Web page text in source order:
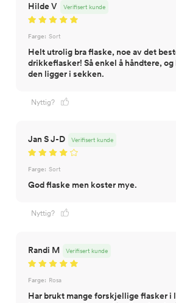
Hilde V Verifisert kunde
Farge: Sort
Helt utrolig bra flaske, noe av det
drikkeflasker! Så enkel å håndtere,
den ligger i sekken.
Nyttig?
Jan S J-D Verifisert kunde
Farge: Sort
God flaske men koster mye.
Nyttig?
Randi M Verifisert kunde
Farge: Rosa
Har brukt mange forskjellige flasker i